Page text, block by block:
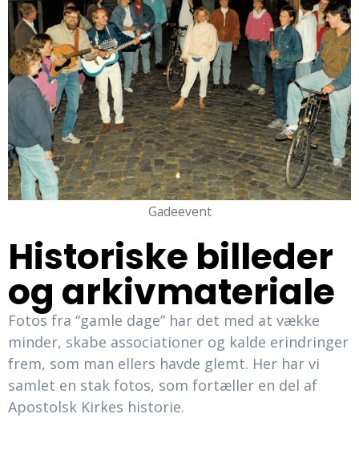
Gadeevent
Historiske billeder
og arkivmateriale
Fotos fra “gamle dage” har det med at vække
minder, skabe associationer og kalde erindringer
frem, som man ellers havde glemt. Her har vi
samlet en stak fotos, som fortæller en del af
Apostolsk Kirkes historie.